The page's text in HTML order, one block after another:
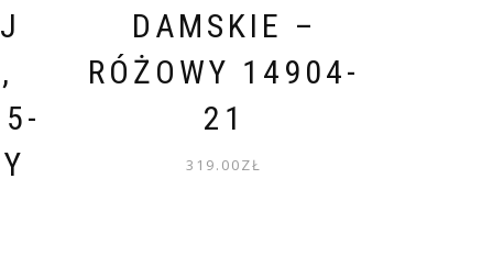
DAMSKIE –
RÓŻOWY 14904-
21
319.00ZŁ